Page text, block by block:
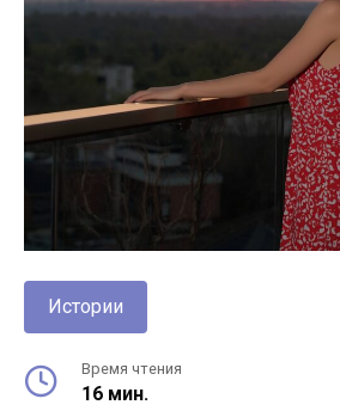
Истории
Время чтения
16 мин.